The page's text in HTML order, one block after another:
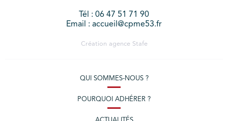
Tél : 06 47 51 71 90
Email : accueil@cpme53.fr
Création agence Stafe
QUI SOMMES-NOUS ?
POURQUOI ADHÉRER ?